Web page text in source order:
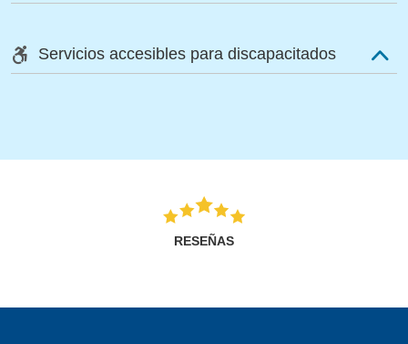
Servicios accesibles para discapacitados
RESEÑAS